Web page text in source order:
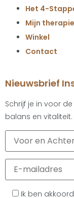
Het 4-
Mijn
Winkel
Contact
Nieuwsbrief
Schrijf je in voor
balans en vitaliteit.
Ik ben